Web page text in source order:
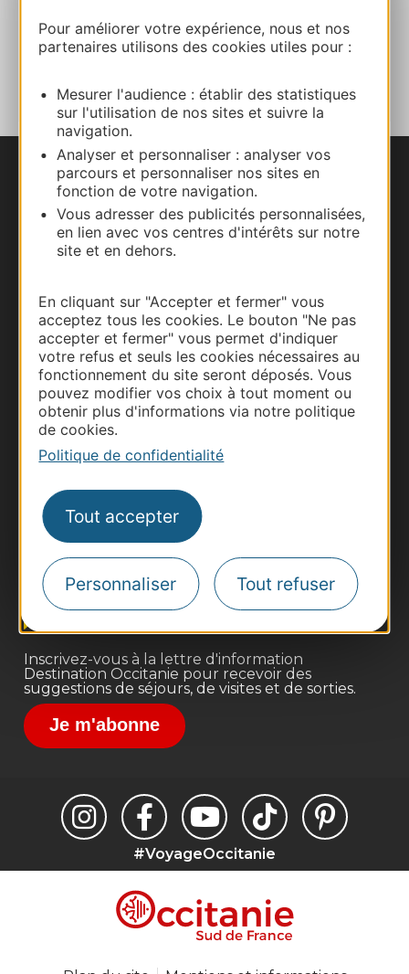
Pour améliorer votre expérience, nous et nos
partenaires utilisons des cookies utiles pour :
Mesurer l'audience : établir des statistiques
sur l'utilisation de nos sites et suivre la
navigation.
Analyser et personnaliser : analyser vos
parcours et personnaliser nos sites en
fonction de votre navigation.
Vous adresser des publicités personnalisées,
en lien avec vos centres d'intérêts sur notre
site et en dehors.
En cliquant sur "Accepter et fermer" vous
acceptez tous les cookies. Le bouton "Ne pas
accepter et fermer" vous permet d'indiquer
votre refus et seuls les cookies nécessaires au
fonctionnement du site seront déposés. Vous
pouvez modifier vos choix à tout moment ou
obtenir plus d'informations via notre politique
de cookies.
Politique de confidentialité
Tout accepter
Personnaliser Tout refuser
AJOUTER
Nous contacter
Carte interactive
Thermalisme
Business/Mice
Pros d'Occitanie
Site presse et d'influence
Voyagistes
Inscrivez-vous à la lettre d'information
Destination Occitanie pour recevoir des
suggestions de séjours, de visites et de sorties.
Je m'abonne
#VoyageOccitanie